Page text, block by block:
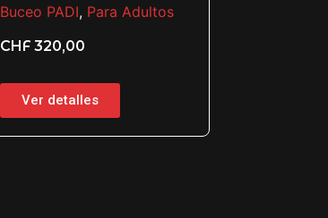
Buceo PADI, Para Adultos
CHF 320,00
Ver detalles